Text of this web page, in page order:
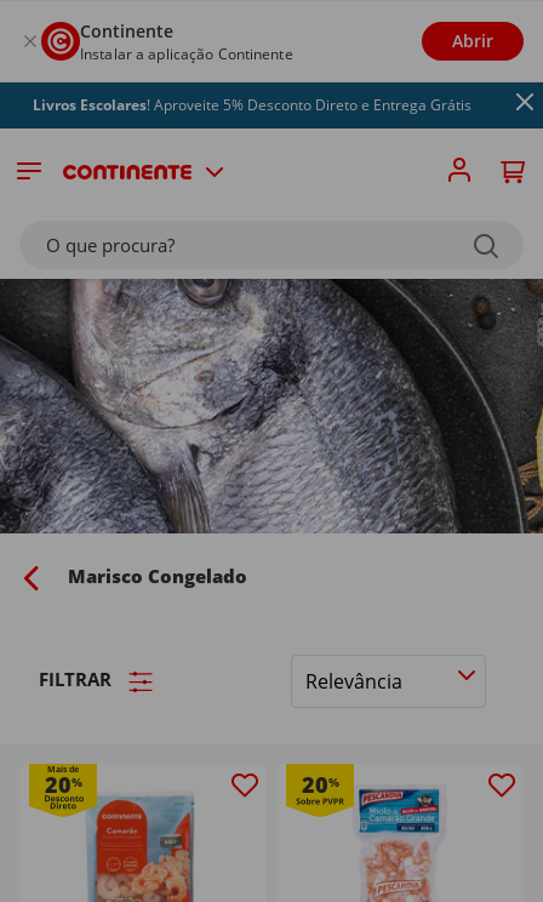
Continente
Instalar a aplicação Continente
Abrir
Escolares! Aproveite 5% Desconto Direto e Entrega Grátis
O que procura?
Marisco Congelado
FILTRAR
Ordenar
Mais de
20% 20%